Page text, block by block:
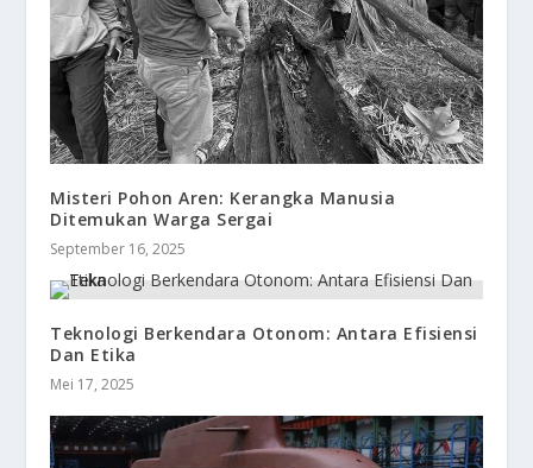
Misteri Pohon Aren: Kerangka Manusia
Ditemukan Warga Sergai
September 16, 2025
Teknologi Berkendara Otonom: Antara Efisiensi
Dan Etika
Mei 17, 2025